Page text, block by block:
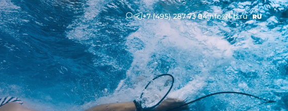
+7 (495) 287 73 94info@l-b.ru RU